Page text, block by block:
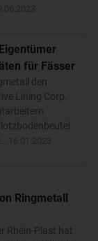
für Fässer
den
Lining Corp.
Ringmetall
Rhein-Plast hat